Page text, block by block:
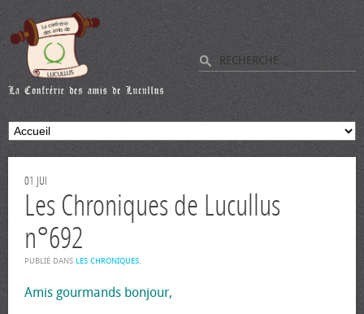
01 JUI
Les Chroniques de Lucullus
n°692
PUBLIÉ DANS LES CHRONIQUES.
Amis gourmands bonjour,